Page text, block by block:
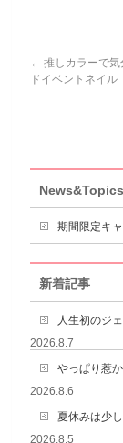
← 推しカラーで
ドイベントネイル
News&Topics
期間限定キ
新着記事
人生初のジ
2026.8.7
やっぱり惹
2026.8.6
夏休みは少
2026.8.5